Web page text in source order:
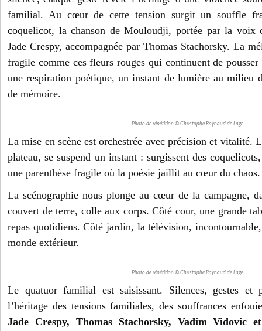
familial. Au cœur de cette tension surgit un souffle
coquelicot, la chanson de Mouloudji, portée par la voix
Jade Crespy, accompagnée par Thomas Stachorsky. La
fragile comme ces fleurs rouges qui continuent de
une respiration poétique, un instant de lumière au milieu
de mémoire.
Photo de répétition © Christophe Raynaud de Lage
La mise en scène est orchestrée avec précision et vitalité.
plateau, se suspend un instant : surgissent des
une parenthèse fragile où la poésie jaillit au cœur du chaos.
La scénographie nous plonge au cœur de la campagne,
couvert de terre, colle aux corps. Côté cour, une grande
repas quotidiens. Côté jardin, la télévision,
monde extérieur.
Photo de répétition © Christophe Raynaud de Lage
Le quatuor familial est saisissant. Silences, gestes et
l’héritage des tensions familiales, des souffrances
Jade Crespy, Thomas Stachorsky, Vadim Vidovic